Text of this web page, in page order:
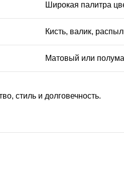
Широкая палитра
Кисть, валик,
Матовый или
стиль и долговечность.